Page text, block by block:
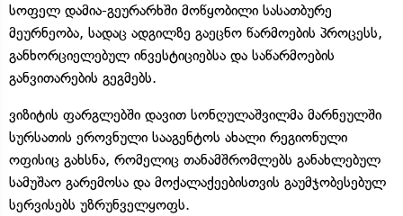
სოფელ დამია-გეურარხში მოწყობილი სასათბურე
მეურნეობა, სადაც ადგილზე გაეცნო წარმოების პროცესს,
განხორციელებულ ინვესტიციებსა და საწარმოების
განვითარების გეგმებს.
ვიზიტის ფარგლებში დავით სონღულაშვილმა მარნეულში
სურსათის ეროვნული სააგენტოს ახალი რეგიონული
ოფისიც გახსნა, რომელიც თანამშრომლებს განახლებულ
სამუშაო გარემოსა და მოქალაქეებისთვის გაუმჯობესებულ
სერვისებს უზრუნველყოფს.